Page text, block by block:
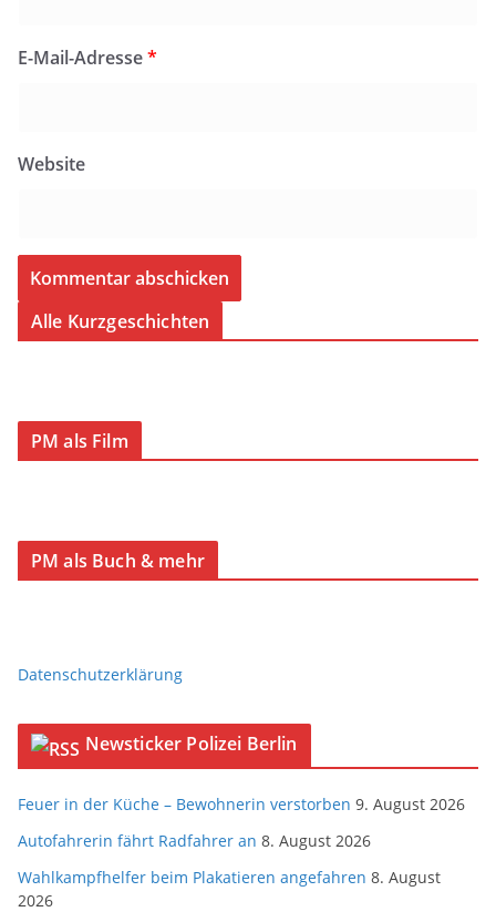
E-Mail-Adresse*
Website
Alle Kurzgeschichten
PM als Film
PM als Buch & mehr
Datenschutzerklärung
Newsticker Polizei Berlin
Feuer in der Küche – Bewohnerin verstorben 9. August 2026
Autofahrerin fährt Radfahrer an 8. August 2026
Wahlkampfhelfer beim Plakatieren angefahren 8. August
2026